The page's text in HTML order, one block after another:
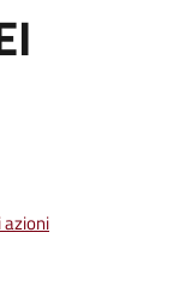
azioni